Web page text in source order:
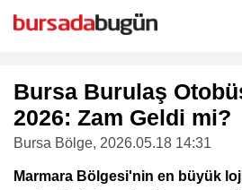
Bursa Burulaş
2026: Zam Geldi mi?
Bursa Bölge, 2026.05.18 14:31
Marmara Bölgesi'nin en büyük